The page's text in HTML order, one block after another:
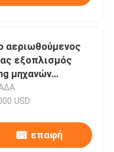
αεριωθούμενος
εξοπλισμός
μηχανών
USD
επαφή